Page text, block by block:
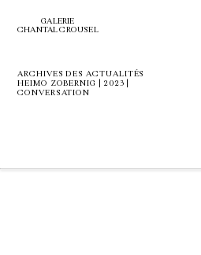
GALERIE
CHANTAL CROUSEL
ARCHIVES DES ACTUALITÉS
HEIMO ZOBERNIG | 2023 |
CONVERSATION